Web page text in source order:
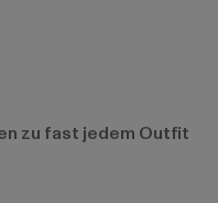
zu fast jedem Outfit